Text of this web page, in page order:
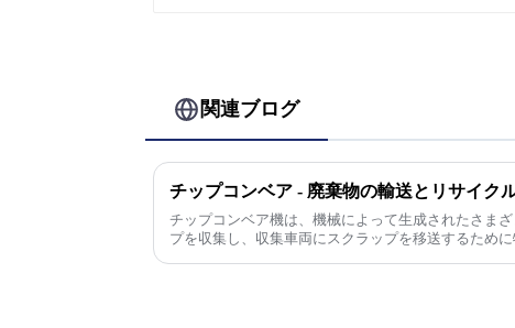
関連ブログ
チップコンベア - 廃棄物の輸送とリサイク
チップコンベア機は、機械によって生成されたさま
プを収集し、収集車両にスクラップを移送するため